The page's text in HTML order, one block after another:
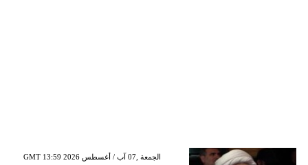
GMT 13:59 2026 الجمعة ,07 آب / أغسطس